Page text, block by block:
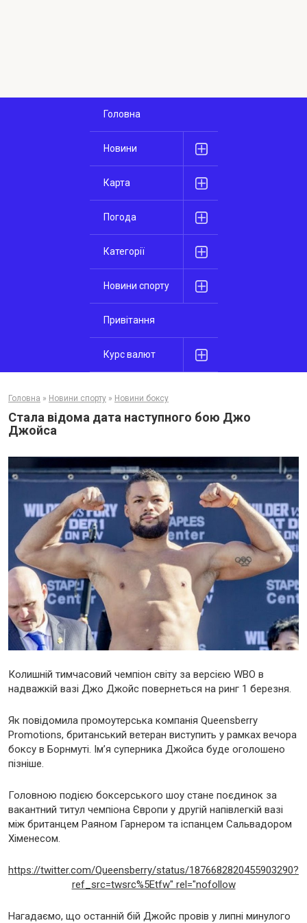
Головна
Новини
Карта
Погода
Категорії
Новини спорту
Привітання
Курс валют
Головна » Новини спорту » Новини боксу
Стала відома дата наступного бою Джо
Джойса
Колишній тимчасовий чемпіон світу за версією WBO в
надважкій вазі Джо Джойс повернеться на ринг 1 березня.
Як повідомила промоутерська компанія Queensberry
Promotions, британський ветеран виступить у рамках вечора
боксу в Борнмуті. Ім’я суперника Джойса буде оголошено
пізніше.
Головною подією боксерського шоу стане поєдинок за
вакантний титул чемпіона Європи у другій напівлегкій вазі
між британцем Раяном Гарнером та іспанцем Сальвадором
Хіменесом.
https://twitter.com/Queensberry/status/1876682820455903290?
ref_src=twsrc%5Etfw" rel="nofollow
Нагадаємо, що останній бій Джойс провів у липні минулого